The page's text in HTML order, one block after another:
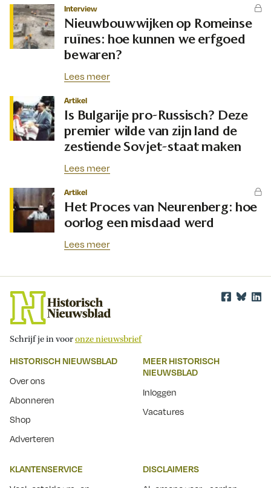
Interview
Nieuwbouwwijken op Romeinse
ruïnes: hoe kunnen we erfgoed
bewaren?
Lees meer
Artikel
Is Bulgarije pro-Russisch? Deze
premier wilde van zijn land de
zestiende Sovjet-staat maken
Lees meer
Artikel
Het Proces van Neurenberg: hoe
oorlog een misdaad werd
Lees meer
Schrijf je in vooronze nieuwsbrief
HISTORISCH NIEUWSBLAD
Over ons
Abonneren
Shop
Adverteren
MEER HISTORISCH
NIEUWSBLAD
Inloggen
Vacatures
KLANTENSERVICE
DISCLAIMERS